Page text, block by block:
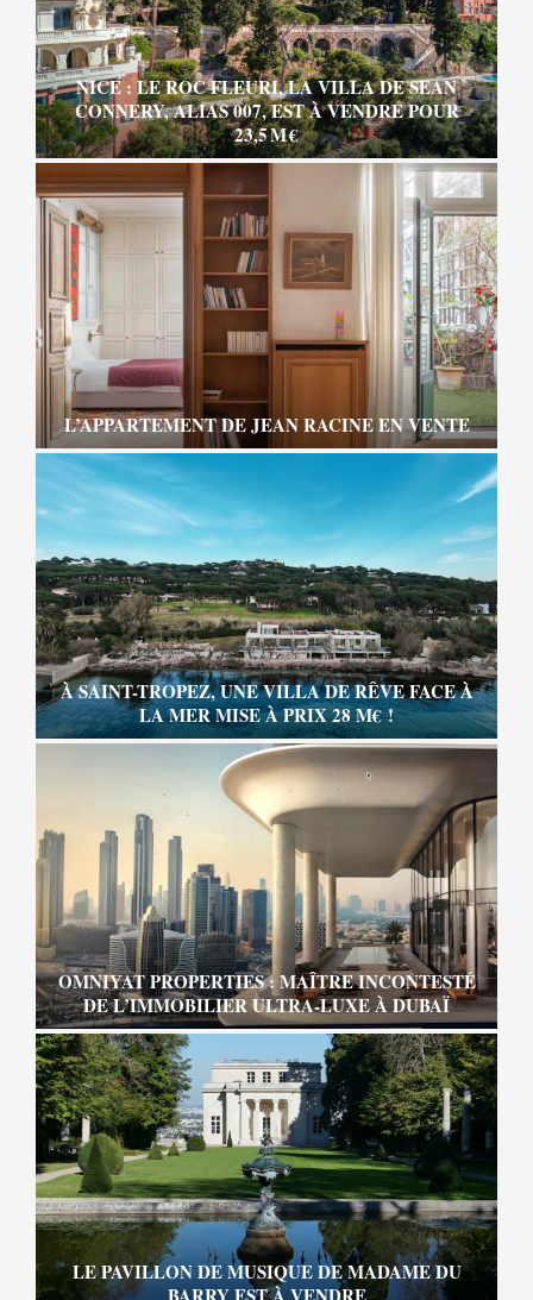
NICE : LE ROC FLEURI, LA VILLA DE SEAN
CONNERY, ALIAS 007, EST À VENDRE POUR
23,5 M €
L’APPARTEMENT DE JEAN RACINE EN VENTE
À SAINT-TROPEZ, UNE VILLA DE RÊVE FACE À
LA MER MISE À PRIX 28 M€ !
OMNIYAT PROPERTIES : MAÎTRE INCONTESTÉ
DE L’IMMOBILIER ULTRA-LUXE À DUBAÏ
LE PAVILLON DE MUSIQUE DE MADAME DU